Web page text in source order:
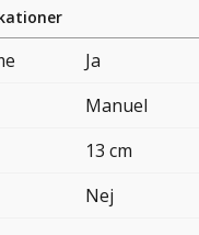
Ja
Manuel
13 cm
Nej